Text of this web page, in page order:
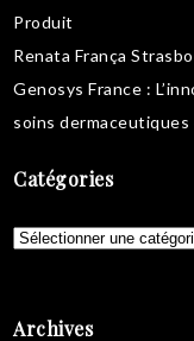
Produit
Renata França
Genosys France :
soins
Catégories
Catégories
Archives